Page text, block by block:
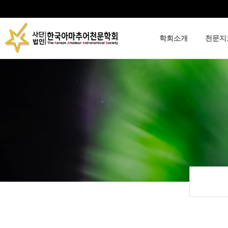
학회소개 천문
하위분류 하위분류